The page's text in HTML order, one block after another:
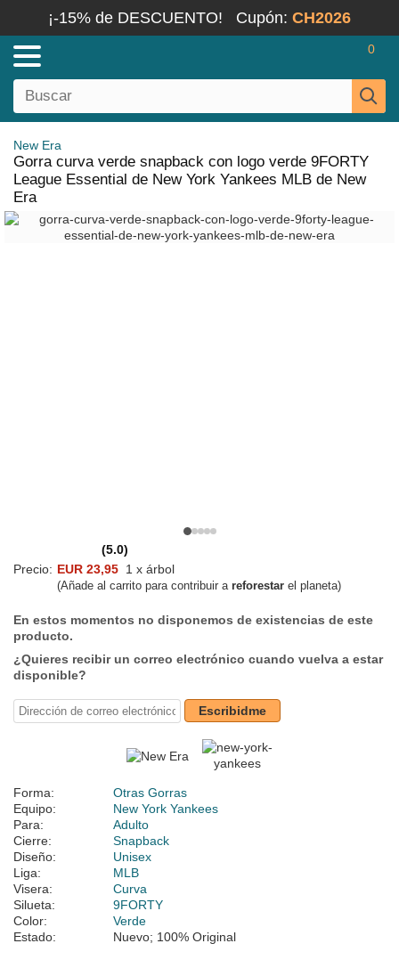
¡-15% de DESCUENTO! Cupón: CH2026
0
New Era
Gorra curva verde snapback con logo verde 9FORTY
League Essential de New York Yankees MLB de New
Era
(5.0)
Precio: EUR 23,95 1 x árbol
(Añade al carrito para contribuir a reforestar el planeta)
En estos momentos no disponemos de existencias de este
producto.
¿Quieres recibir un correo electrónico cuando vuelva a estar
disponible?
Escribidme
Forma:
Otras Gorras
Equipo:
New York Yankees
Para:
Adulto
Cierre:
Snapback
Diseño:
Unisex
Liga:
MLB
Visera:
Curva
Silueta:
9FORTY
Color:
Verde
Estado:
Nuevo; 100% Original